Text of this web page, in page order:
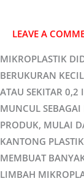
LEAVE A
MIKROPLASTIK
BERUKURAN
ATAU SEKITAR 0,2
MUNCUL
PRODUK, MULAI
KANTONG
MEMBUAT
LIMBAH